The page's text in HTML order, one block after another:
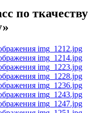
по ткачеству